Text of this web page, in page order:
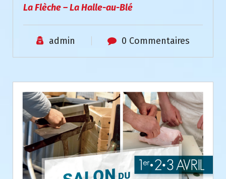
La Flèche – La Halle-au-Blé
admin 0 Commentaires